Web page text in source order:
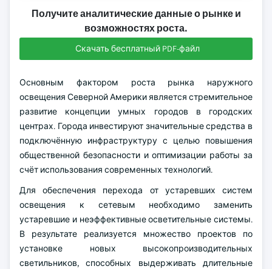
Получите аналитические данные о рынке и
возможностях роста.
Скачать бесплатный PDF-файл
Основным фактором роста рынка наружного
освещения Северной Америки является стремительное
развитие концепции умных городов в городских
центрах. Города инвестируют значительные средства в
подключённую инфраструктуру с целью повышения
общественной безопасности и оптимизации работы за
счёт использования современных технологий.
Для обеспечения перехода от устаревших систем
освещения к сетевым необходимо заменить
устаревшие и неэффективные осветительные системы.
В результате реализуется множество проектов по
установке новых высокопроизводительных
светильников, способных выдерживать длительные